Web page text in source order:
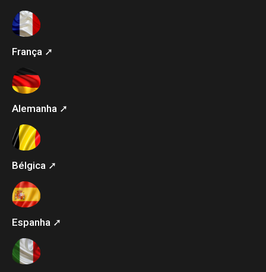
França ➚
Alemanha ➚
Bélgica ➚
Espanha ➚